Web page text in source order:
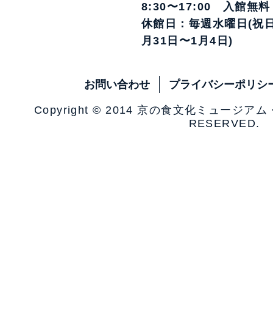
8:30〜17:00 入館無料
休館日：毎週水曜日(祝
月31日〜1月4日)
お問い合わせ プライバシーポリシ
Copyright © 2014 京の食文化ミュージア
RESERVED.